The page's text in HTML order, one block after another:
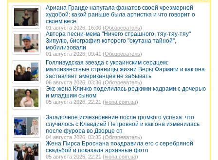
Ариана Гранде напугала фанатов своей чрезмерной
худобой: какой раньше была артистка и что говорит о
своем весе
01 августа 2026, 16:00 (Обозреватель)
Автора песни-мема "Ничего страшного, тяу-тяу-тяу"
Зипулю, биография которого "окутана тайной",
мобилизовали
01 августа 2026, 09:41 (Обозреватель)
Голливудская звезда с украинским сердцем:
малоизвестные страницы жизни Веры Фармиги и как она
заставляет американцев не забывать
06 августа 2026, 03:36 (Обозреватель)
Экс-жена Кличко поделилась редкими кадрами с дочерью
и младшим сыном
05 августа 2026, 22:21 (ivona.com.ua)
Загадочное исчезновение после громкого успеха: что
случилось с Клавдией Петровной и как она изменилась
после фурора во Дворце сп
04 августа 2026, 03:35 (Обозреватель)
Жена Пирса Броснана поздравила его с серебряной
свадьбой и показала архивные фото
05 августа 2026, 22:21 (ivona.com.ua)